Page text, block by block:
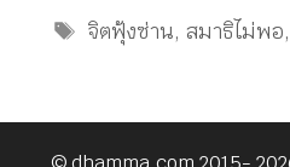
Tags
จิตฟุ้งซ่าน, สมาธิไม่พอ,